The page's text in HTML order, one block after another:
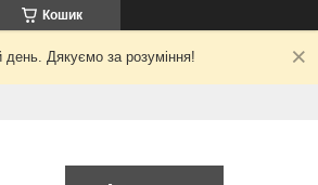
Кошик
день. Дякуємо за розуміння!